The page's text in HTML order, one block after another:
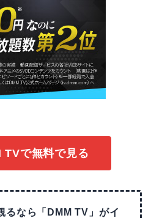
TVで無料で見る
るなら「DMM TV」がイ